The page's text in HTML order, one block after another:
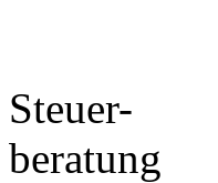
Steuer-
beratung